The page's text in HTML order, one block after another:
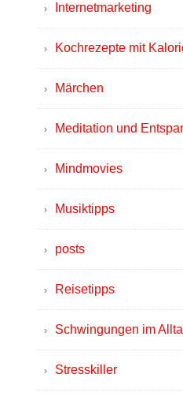
Internetmarketing
Kochrezepte mit
Märchen
Meditation und
Mindmovies
Musiktipps
posts
Reisetipps
Schwingungen im
Stresskiller